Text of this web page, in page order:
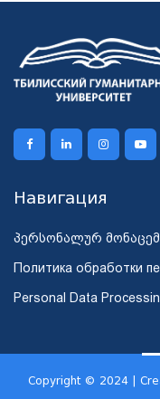
Навигация
პერსონალურ
Политика обработки
Personal Data
Copyright © 2024 |